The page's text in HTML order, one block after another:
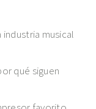
industria musical
qué siguen